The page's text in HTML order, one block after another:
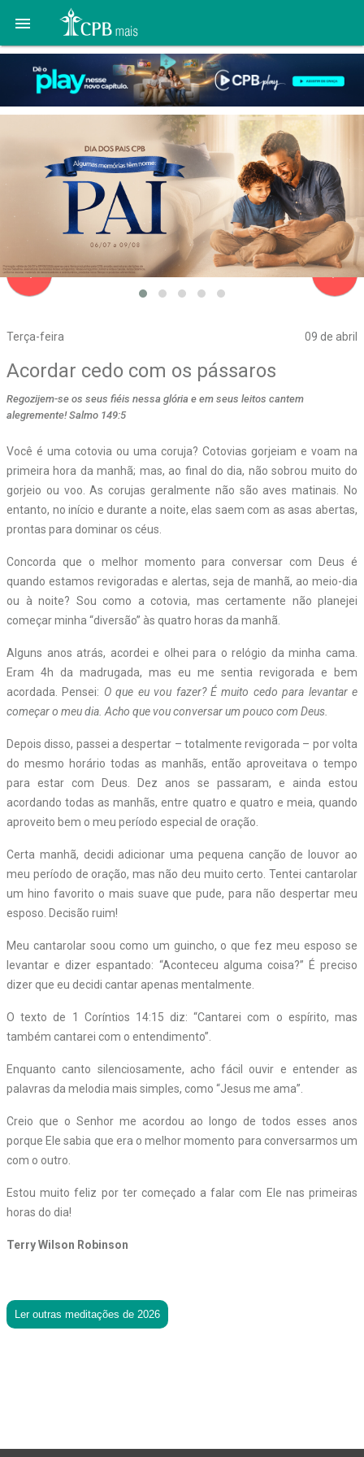

Terça-feira 09 de abril
navigate_before
Acordar cedo com os pássaros
Regozijem-se os seus fiéis nessa glória e em seus leitos cantem
alegremente! Salmo 149:5
Você é uma cotovia ou uma coruja? Cotovias gorjeiam e voam na
primeira hora da manhã; mas, ao final do dia, não sobrou muito do
gorjeio ou voo. As corujas geralmente não são aves matinais. No
entanto, no início e durante a noite, elas saem com as asas abertas,
prontas para dominar os céus.
Concorda que o melhor momento para conversar com Deus é
quando estamos revigoradas e alertas, seja de manhã, ao meio-dia
ou à noite? Sou como a cotovia, mas certamente não planejei
começar minha “diversão” às quatro horas da manhã.
Alguns anos atrás, acordei e olhei para o relógio da minha cama.
Eram 4h da madrugada, mas eu me sentia revigorada e bem
acordada. Pensei: O que eu vou fazer? É muito cedo para levantar e
começar o meu dia. Acho que vou conversar um pouco com Deus.
Depois disso, passei a despertar – totalmente revigorada – por volta
do mesmo horário todas as manhãs, então aproveitava o tempo
para estar com Deus. Dez anos se passaram, e ainda estou
acordando todas as manhãs, entre quatro e quatro e meia, quando
aproveito bem o meu período especial de oração.
Certa manhã, decidi adicionar uma pequena canção de louvor ao
meu período de oração, mas não deu muito certo. Tentei cantarolar
um hino favorito o mais suave que pude, para não despertar meu
esposo. Decisão ruim!
Meu cantarolar soou como um guincho, o que fez meu esposo se
levantar e dizer espantado: “Aconteceu alguma coisa?” É preciso
dizer que eu decidi cantar apenas mentalmente.
O texto de 1 Coríntios 14:15 diz: “Cantarei com o espírito, mas
também cantarei com o entendimento”.
Enquanto canto silenciosamente, acho fácil ouvir e entender as
palavras da melodia mais simples, como “Jesus me ama”.
Creio que o Senhor me acordou ao longo de todos esses anos
porque Ele sabia que era o melhor momento para conversarmos um
com o outro.
Estou muito feliz por ter começado a falar com Ele nas primeiras
horas do dia!
Terry Wilson Robinson
Ler outras meditações de 2026
navigate_next